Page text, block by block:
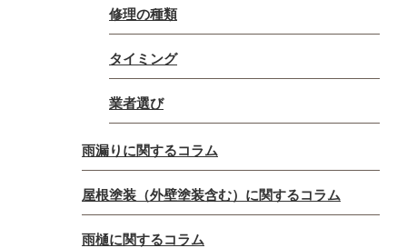
修理の種類
タイミング
業者選び
雨漏りに関するコラム
屋根塗装（外壁塗装含む）に関するコラム
雨樋に関するコラム